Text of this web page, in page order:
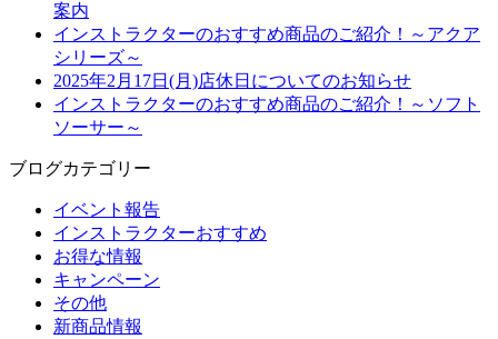
案内
インストラクターのおすすめ商品のご紹介！～アクア
シリーズ～
2025年2月17日(月)店休日についてのお知らせ
インストラクターのおすすめ商品のご紹介！～ソフト
ソーサー～
ブログカテゴリー
イベント報告
インストラクターおすすめ
お得な情報
キャンペーン
その他
新商品情報